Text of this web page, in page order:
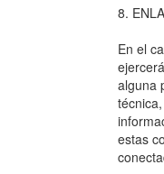
8.
En el
alguna
estas